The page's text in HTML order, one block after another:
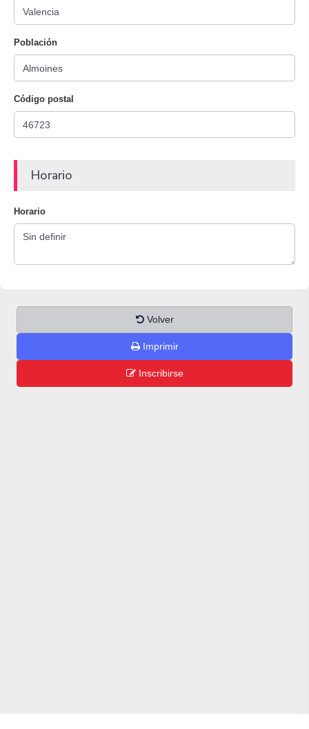
Población
Código postal
Horario
Horario
Volver
Imprimir
Inscribirse